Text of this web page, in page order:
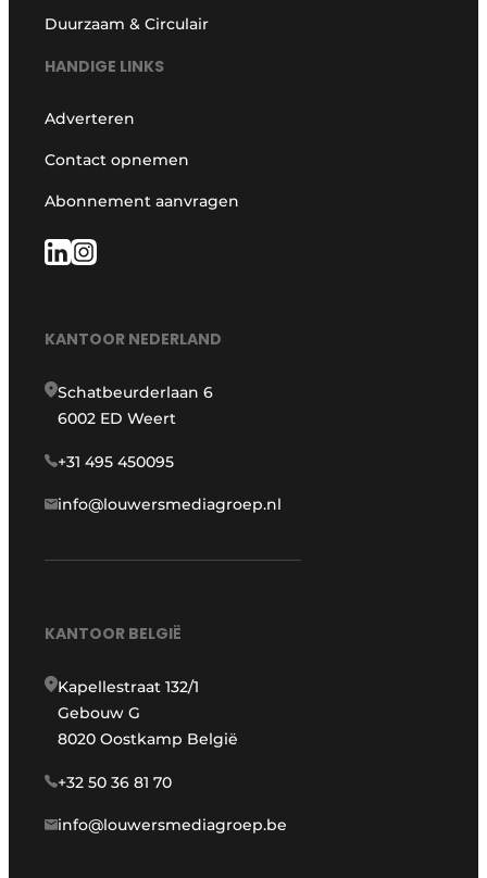
Duurzaam & Circulair
HANDIGE LINKS
Adverteren
Contact opnemen
Abonnement aanvragen
KANTOOR NEDERLAND
Schatbeurderlaan 6
6002 ED Weert
+31 495 450095
info@louwersmediagroep.nl
KANTOOR BELGIË
Kapellestraat 132/1
Gebouw G
8020 Oostkamp België
+32 50 36 81 70
info@louwersmediagroep.be